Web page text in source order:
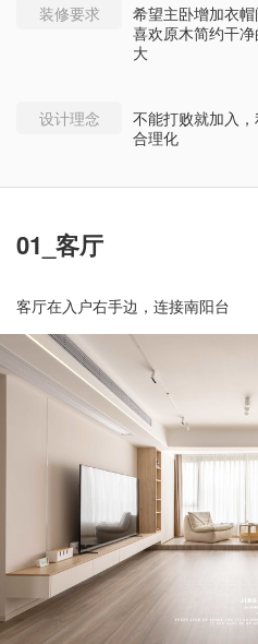
装修要求
希望主卧增加衣
喜欢原木简约干
大
设计理念
不能打败就加入
合理化
01_客厅
客厅在入户右手边，连接南阳台